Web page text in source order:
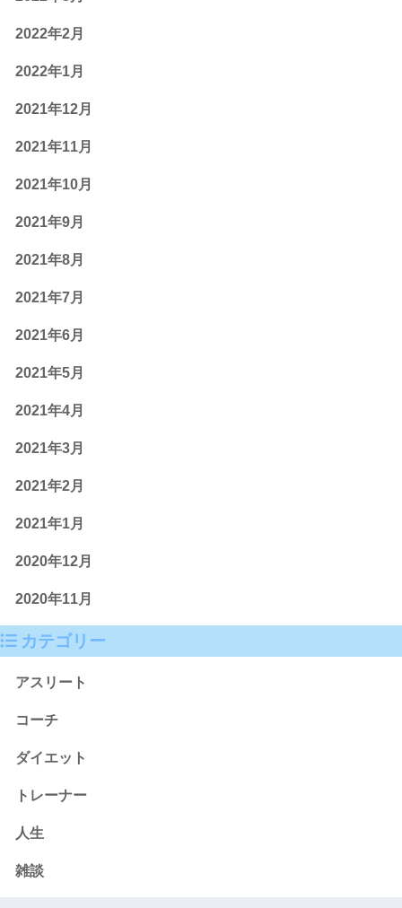
2022年2月
2022年1月
2021年12月
2021年11月
2021年10月
2021年9月
2021年8月
2021年7月
2021年6月
2021年5月
2021年4月
2021年3月
2021年2月
2021年1月
2020年12月
2020年11月
カテゴリー
アスリート
コーチ
ダイエット
トレーナー
人生
雑談